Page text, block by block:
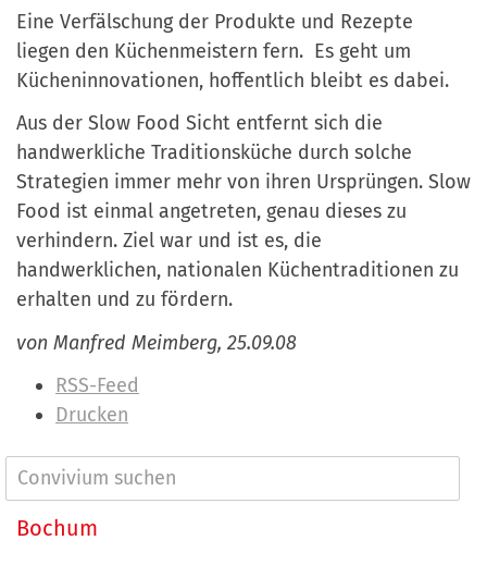
Eine Verfälschung der Produkte und Rezepte
liegen den Küchenmeistern fern. Es geht um
Kücheninnovationen, hoffentlich bleibt es dabei.
Aus der Slow Food Sicht entfernt sich die
handwerkliche Traditionsküche durch solche
Strategien immer mehr von ihren Ursprüngen. Slow
Food ist einmal angetreten, genau dieses zu
verhindern. Ziel war und ist es, die
handwerklichen, nationalen Küchentraditionen zu
erhalten und zu fördern.
von Manfred Meimberg, 25.09.08
a
l
t
RSS-Feed
Drucken
N
a
Bochum